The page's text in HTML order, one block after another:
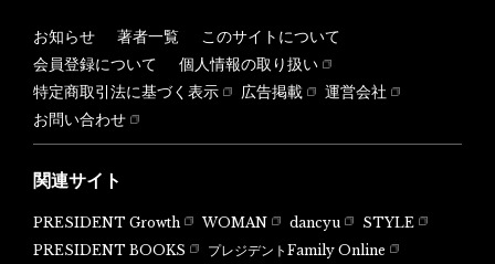
お知らせ 著者一覧
このサイトについて
会員登録について
個人情報の取り扱い
特定商取引法に基づく表示
広告掲載
運営会社
お問い合わせ
関連サイト
PRESIDENT Growth WOMAN dancyu
STYLE
PRESIDENT BOOKS
プレジデントFamily Online